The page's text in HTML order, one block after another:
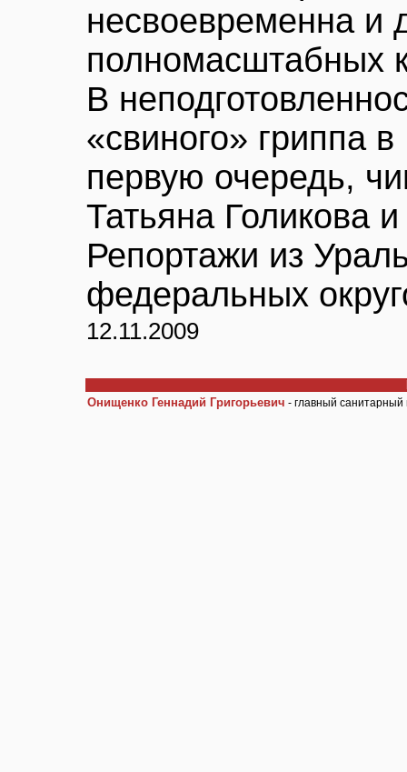
несвоевременна и
полномасштабных
В
«свиного» гриппа
первую очередь,
Татьяна Голикова
Репортажи из
федеральных
12.11.2009
Онищенко Геннадий Григорьевич - главный санитарный